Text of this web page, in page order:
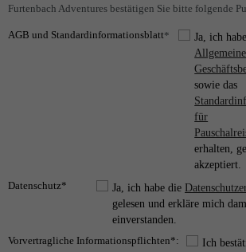
Furtenbach Adventures bestätigen Sie bitte folgende
AGB und Standardinformationsblatt*
Ja, ich
sowie das
für
erhalten,
akzeptiert.
Datenschutz*
Ja, ich habe die
gelesen und erkläre mich
einverstanden.
Vorvertragliche Informationspflichten*:
Ich